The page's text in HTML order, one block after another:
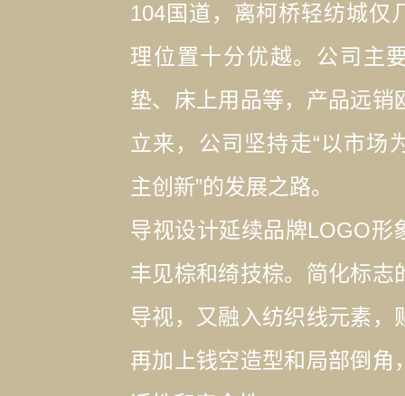
104国道，离柯桥轻纺城仅
理位置十分优越。公司主
垫、床上用品等，产品远销
立来，公司坚持走“以市场
主创新”的发展之路。
导视设计延续品牌LOGO形
丰见棕和绮技棕。简化标志
导视，又融入纺织线元素，
再加上钱空造型和局部倒角